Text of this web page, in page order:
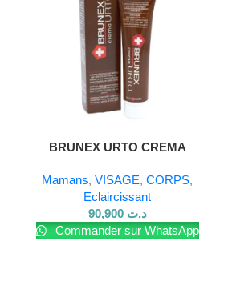
Engagements &
Sans parabènes.
Testé dermatologiquement.
Pour en savoir plus sur nos
Lire La Suite
BRUNEX URTO CREMA
Mamans,VISAGE,CORPS,
Eclaircissant
د.ت 90,900
Commander sur WhatsApp